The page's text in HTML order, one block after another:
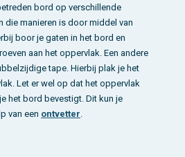
bord op verschillende
die manieren is door middel van
boor je gaten in het bord en
aan het oppervlak. Een andere
tape. Hierbij plak je het
Let er wel op dat het oppervlak
het bord bevestigt. Dit kun je
van een ontvetter.